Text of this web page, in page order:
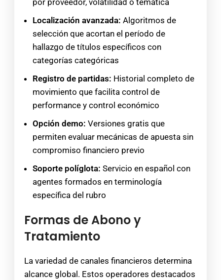
por proveedor, volatilidad o temática
Localización avanzada: Algoritmos de
selección que acortan el período de
hallazgo de títulos específicos con
categorías categóricas
Registro de partidas: Historial completo de
movimiento que facilita control de
performance y control económico
Opción demo: Versiones gratis que
permiten evaluar mecánicas de apuesta sin
compromiso financiero previo
Soporte políglota: Servicio en español con
agentes formados en terminología
específica del rubro
Formas de Abono y
Tratamiento
La variedad de canales financieros determina
alcance global. Estos operadores destacados